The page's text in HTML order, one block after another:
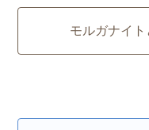
モルガナイ